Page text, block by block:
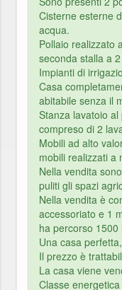
Cisterne esterne
acqua.
Pollaio realizzato
seconda stalla a
Impianti di
Casa
abitabile senza il
Stanza lavatoio
compreso di 2
Mobili ad alto
mobili realizzati a
Nella vendita
puliti gli spazi
Nella vendita è
accessoriato e 1
ha percorso 1500
Una casa
Il prezzo è
La casa viene
Classe